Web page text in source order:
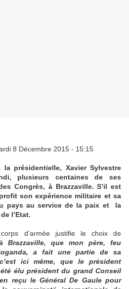
8 Décembre 2015 - 15:15
présidentielle, Xavier Sylvestre
plusieurs centaines de ses
Congrès, à Brazzaville. S’il est
son expérience militaire et sa
pays au service de la paix et la
l’Etat.
d’armée justifie le choix de
Brazzaville, que mon père, feu
a fait une partie de sa
ici même, que le président
élu président du grand Conseil
reçu le Général De Gaule pour